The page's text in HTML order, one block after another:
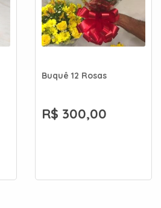
Buquê 12 Rosas
R$ 300,00